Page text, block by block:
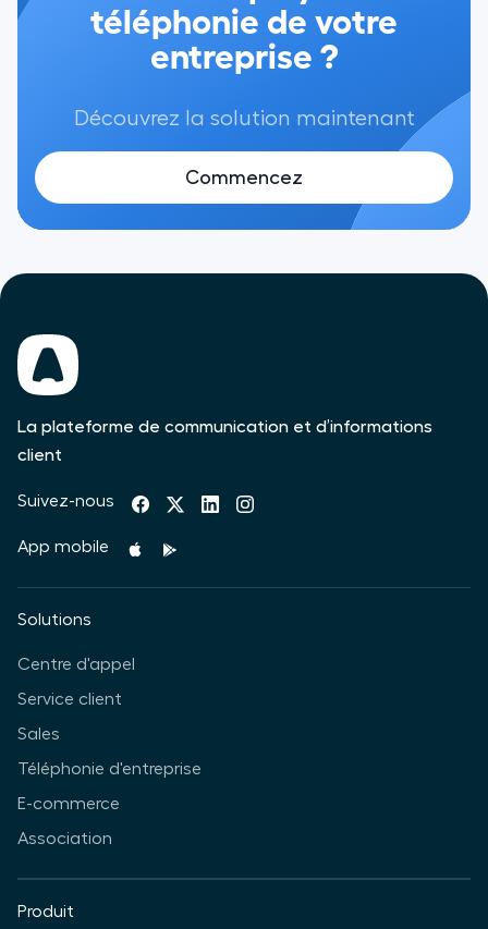
téléphonie de votre
entreprise ?
Découvrez la solution maintenant
Commencez
La plateforme de communication et d’informations
client
Suivez-nous
App mobile
Solutions
Centre d'appel
Service client
Sales
Téléphonie d'entreprise
E-commerce
Association
Produit